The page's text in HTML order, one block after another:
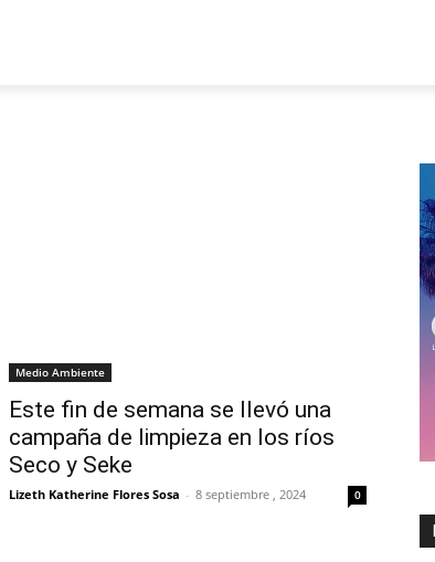
Medio Ambiente
Este fin de semana se llevó una
campaña de limpieza en los ríos
Seco y Seke
Lizeth Katherine Flores Sosa - 8 septiembre , 2024 0